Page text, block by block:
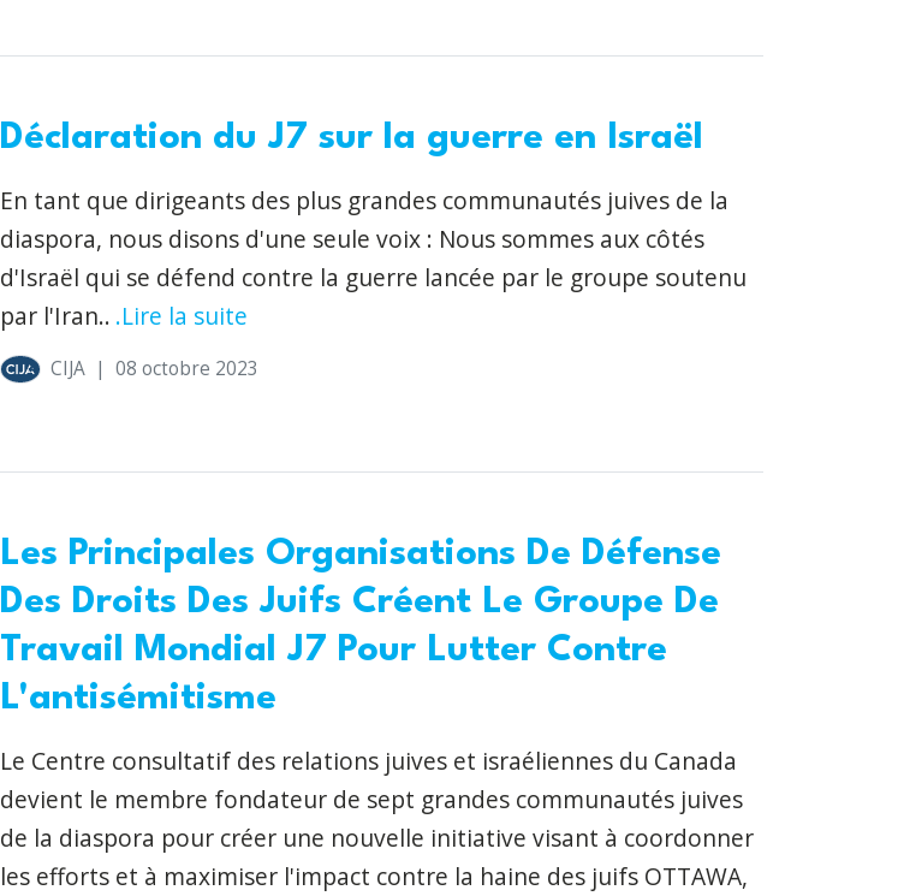
Déclaration du J7 sur la guerre en Israël
En tant que dirigeants des plus grandes communautés juives de la
diaspora, nous disons d'une seule voix : Nous sommes aux côtés
d'Israël qui se défend contre la guerre lancée par le groupe soutenu
par l'Iran.. .Lire la suite
CIJA | 08 octobre 2023
Les Principales Organisations De Défense
Des Droits Des Juifs Créent Le Groupe De
Travail Mondial J7 Pour Lutter Contre
L'antisémitisme
Le Centre consultatif des relations juives et israéliennes du Canada
devient le membre fondateur de sept grandes communautés juives
de la diaspora pour créer une nouvelle initiative visant à coordonner
les efforts et à maximiser l'impact contre la haine des juifs OTTAWA,